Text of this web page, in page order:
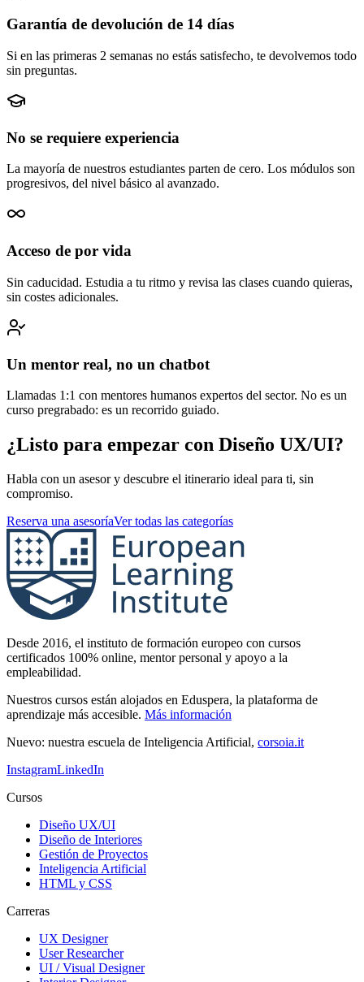
Garantía de devolución de 14 días
Si en las primeras 2 semanas no estás satisfecho, te devolvemos todo
sin preguntas.
No se requiere experiencia
La mayoría de nuestros estudiantes parten de cero. Los módulos son
progresivos, del nivel básico al avanzado.
Acceso de por vida
Sin caducidad. Estudia a tu ritmo y revisa las clases cuando quieras,
sin costes adicionales.
Un mentor real, no un chatbot
Llamadas 1:1 con mentores humanos expertos del sector. No es un
curso pregrabado: es un recorrido guiado.
¿Listo para empezar con Diseño UX/UI?
Habla con un asesor y descubre el itinerario ideal para ti, sin
compromiso.
Reserva una asesoríaVer todas las categorías
Desde 2016, el instituto de formación europeo con cursos
certificados 100% online, mentor personal y apoyo a la
empleabilidad.
Nuestros cursos están alojados en Eduspera, la plataforma de
aprendizaje más accesible. Más información
Nuevo: nuestra escuela de Inteligencia Artificial, corsoia.it
InstagramLinkedIn
Cursos
Diseño UX/UI
Diseño de Interiores
Gestión de Proyectos
Inteligencia Artificial
HTML y CSS
Carreras
UX Designer
User Researcher
UI / Visual Designer